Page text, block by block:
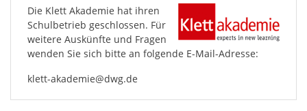
Die Klett Akademie hat ihren
Schulbetrieb geschlossen. Für
weitere Auskünfte und Fragen
wenden Sie sich bitte an folgende E-Mail-Adresse:
klett-akademie@dwg.de